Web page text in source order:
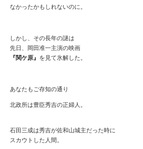
なかったかもしれないのに。
しかし、その長年の謎は
先日、岡田准一主演の映画
『関ケ原』 を見て氷解した。
あなたもご存知の通り
北政所は豊臣秀吉の正婦人。
石田三成は秀吉が佐和山城主だった時に
スカウトした人間。